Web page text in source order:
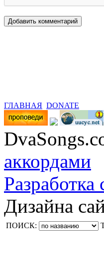
ГЛАВНАЯ DONATE
аккордами
Дизайна
ПОИСК: